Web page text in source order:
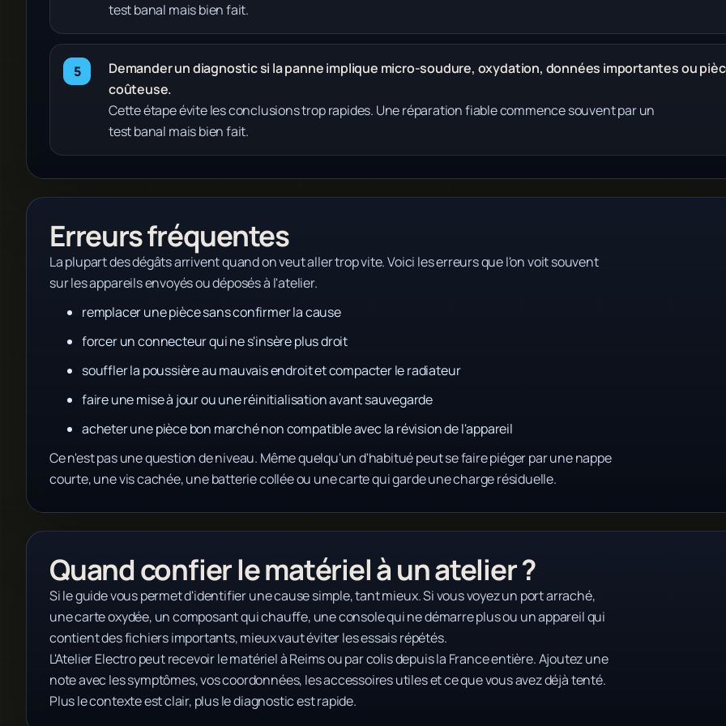
test banal mais bien fait.
Demander un diagnostic si la panne implique micro-soudure, oxydation, données importantes ou
coûteuse.
Cette étape évite les conclusions trop rapides. Une réparation fiable commence souvent par un
test banal mais bien fait.
Erreurs fréquentes
La plupart des dégâts arrivent quand on veut aller trop vite. Voici les erreurs que l'on voit souvent
sur les appareils envoyés ou déposés à l'atelier.
remplacer une pièce sans confirmer la cause
forcer un connecteur qui ne s'insère plus droit
souffler la poussière au mauvais endroit et compacter le radiateur
faire une mise à jour ou une réinitialisation avant sauvegarde
acheter une pièce bon marché non compatible avec la révision de l'appareil
Ce n'est pas une question de niveau. Même quelqu'un d'habitué peut se faire piéger par une nappe
courte, une vis cachée, une batterie collée ou une carte qui garde une charge résiduelle.
Quand confier le matériel à un atelier ?
Si le guide vous permet d'identifier une cause simple, tant mieux. Si vous voyez un port arraché,
une carte oxydée, un composant qui chauffe, une console qui ne démarre plus ou un appareil qui
contient des fichiers importants, mieux vaut éviter les essais répétés.
L'Atelier Electro peut recevoir le matériel à Reims ou par colis depuis la France entière. Ajoutez une
note avec les symptômes, vos coordonnées, les accessoires utiles et ce que vous avez déjà tenté.
Plus le contexte est clair, plus le diagnostic est rapide.